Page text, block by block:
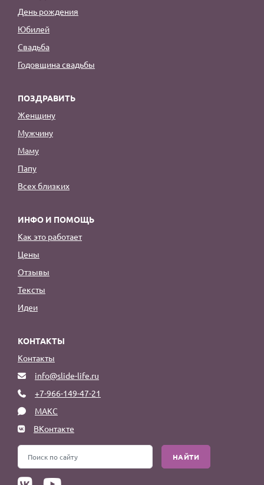
День рождения
Юбилей
Свадьба
Годовщина свадьбы
ПОЗДРАВИТЬ
Женщину
Мужчину
Маму
Папу
Всех близких
ИНФО И ПОМОЩЬ
Как это работает
Цены
Отзывы
Тексты
Идеи
КОНТАКТЫ
Контакты
info@slide-life.ru
+7-966-149-47-21
МАКС
ВКонтакте
НАЙТИ